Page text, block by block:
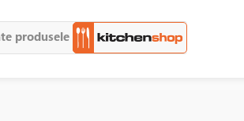
produsele